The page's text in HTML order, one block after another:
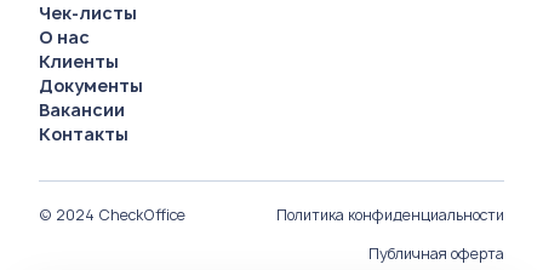
Чек-листы
О нас
Клиенты
Документы
Вакансии
Контакты
© 2024 CheckOffice
Политика конфиденциальности
Публичная оферта